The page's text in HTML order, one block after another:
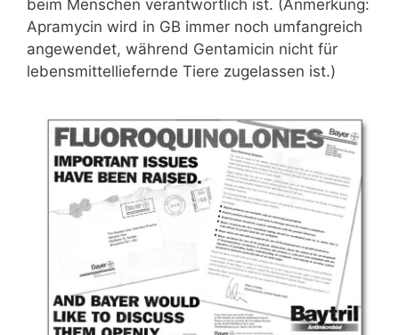
beim Menschen verantwortlich ist. (Anmerkung:
Apramycin wird in GB immer noch umfangreich
angewendet, während Gentamicin nicht für
lebensmittelliefernde Tiere zugelassen ist.)